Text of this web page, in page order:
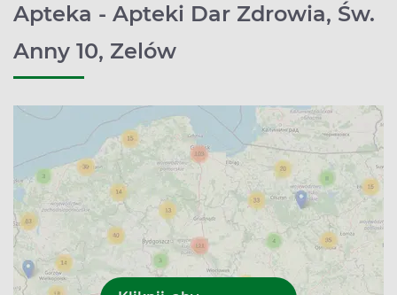
Apteka - Apteki Dar Zdrowia, Św.
Anny 10, Zelów